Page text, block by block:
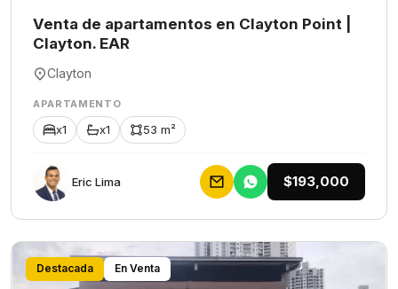
Venta de apartamentos en Clayton Point |
Clayton. EAR
Clayton
APARTAMENTO
x1 x1 53 m²
Eric Lima $193,000
Destacada En Venta